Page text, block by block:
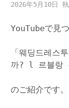
2026年5月10日
YouTubeで見
「웨딩드레스
까? l 르블랑
のご紹介です。